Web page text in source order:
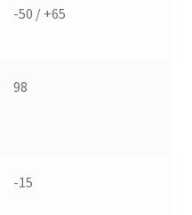
-50 / +65
98
-15